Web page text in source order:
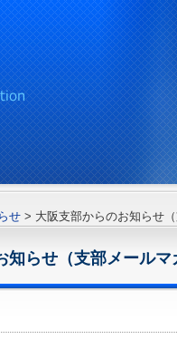
せ > 大阪支部からのお知
お知らせ（支部メ